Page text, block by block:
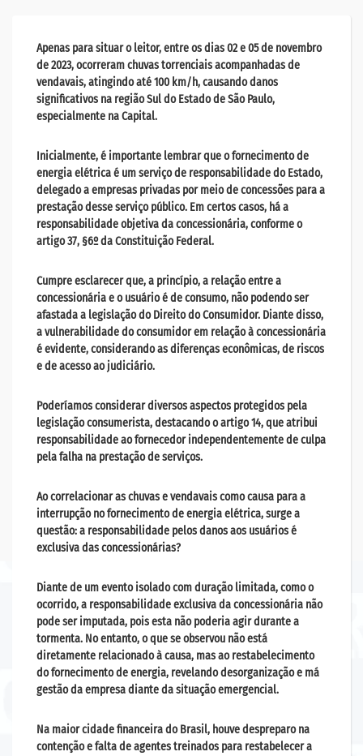
Apenas para situar o leitor, entre os dias 02 e 05 de novembro
de 2023, ocorreram chuvas torrenciais acompanhadas de
vendavais, atingindo até 100 km/h, causando danos
significativos na região Sul do Estado de São Paulo,
especialmente na Capital.
Inicialmente, é importante lembrar que o fornecimento de
energia elétrica é um serviço de responsabilidade do Estado,
delegado a empresas privadas por meio de concessões para a
prestação desse serviço público. Em certos casos, há a
responsabilidade objetiva da concessionária, conforme o
artigo 37, §6º da Constituição Federal.
Cumpre esclarecer que, a princípio, a relação entre a
concessionária e o usuário é de consumo, não podendo ser
afastada a legislação do Direito do Consumidor. Diante disso,
a vulnerabilidade do consumidor em relação à concessionária
é evidente, considerando as diferenças econômicas, de riscos
e de acesso ao judiciário.
Poderíamos considerar diversos aspectos protegidos pela
legislação consumerista, destacando o artigo 14, que atribui
responsabilidade ao fornecedor independentemente de culpa
pela falha na prestação de serviços.
Ao correlacionar as chuvas e vendavais como causa para a
interrupção no fornecimento de energia elétrica, surge a
questão: a responsabilidade pelos danos aos usuários é
exclusiva das concessionárias?
Diante de um evento isolado com duração limitada, como o
ocorrido, a responsabilidade exclusiva da concessionária não
pode ser imputada, pois esta não poderia agir durante a
tormenta. No entanto, o que se observou não está
diretamente relacionado à causa, mas ao restabelecimento
do fornecimento de energia, revelando desorganização e má
gestão da empresa diante da situação emergencial.
Na maior cidade financeira do Brasil, houve despreparo na
contenção e falta de agentes treinados para restabelecer a